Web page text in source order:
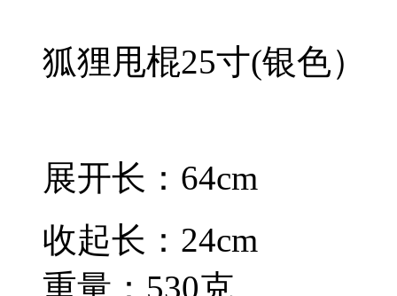
狐狸甩棍25寸(银色）
展开长：64cm
收起长：24cm
重量：530克